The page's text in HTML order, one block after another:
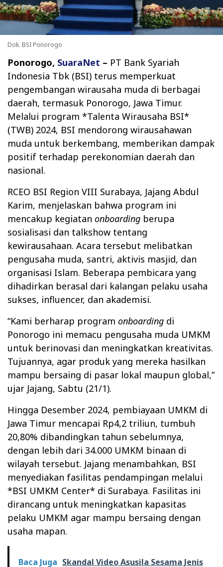
Dok. BSI Ponorogo
Ponorogo, SuaraNet – PT Bank Syariah
Indonesia Tbk (BSI) terus memperkuat
pengembangan wirausaha muda di berbagai
daerah, termasuk Ponorogo, Jawa Timur.
Melalui program *Talenta Wirausaha BSI*
(TWB) 2024, BSI mendorong wirausahawan
muda untuk berkembang, memberikan dampak
positif terhadap perekonomian daerah dan
nasional.
RCEO BSI Region VIII Surabaya, Jajang Abdul
Karim, menjelaskan bahwa program ini
mencakup kegiatan onboarding berupa
sosialisasi dan talkshow tentang
kewirausahaan. Acara tersebut melibatkan
pengusaha muda, santri, aktivis masjid, dan
organisasi Islam. Beberapa pembicara yang
dihadirkan berasal dari kalangan pelaku usaha
sukses, influencer, dan akademisi.
“Kami berharap program onboarding di
Ponorogo ini memacu pengusaha muda UMKM
untuk berinovasi dan meningkatkan kreativitas.
Tujuannya, agar produk yang mereka hasilkan
mampu bersaing di pasar lokal maupun global,”
ujar Jajang, Sabtu (21/1).
Hingga Desember 2024, pembiayaan UMKM di
Jawa Timur mencapai Rp4,2 triliun, tumbuh
20,80% dibandingkan tahun sebelumnya,
dengan lebih dari 34.000 UMKM binaan di
wilayah tersebut. Jajang menambahkan, BSI
menyediakan fasilitas pendampingan melalui
*BSI UMKM Center* di Surabaya. Fasilitas ini
dirancang untuk meningkatkan kapasitas
pelaku UMKM agar mampu bersaing dengan
usaha mapan.
Baca Juga Skandal Video Asusila Sesama Jenis